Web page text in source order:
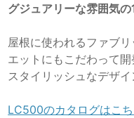
グジュアリーな雰囲気の
屋根に使われるファブ
エットにもこだわって
スタイリッシュなデザイ
LC500のカタログはこ